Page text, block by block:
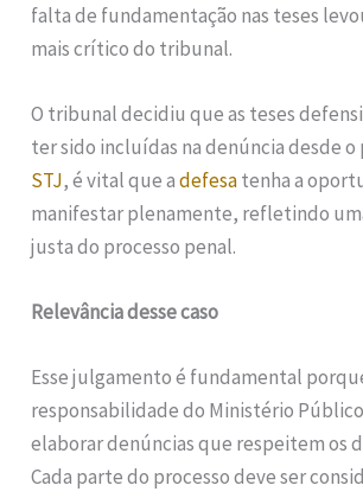
falta de fundamentação nas teses
mais crítico do tribunal.
O tribunal decidiu que as teses
ter sido incluídas na denúncia desde o
STJ, é vital que adefesatenha a
manifestar plenamente, refletindo
justa do processo penal.
Relevância desse caso
Esse julgamento é fundamental
responsabilidade do Ministério
elaborar denúncias que respeitem os
Cada parte do processo deve ser